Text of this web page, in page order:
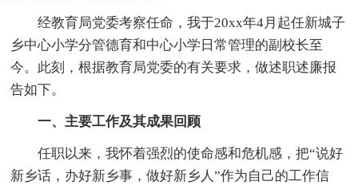
经教育局党委考察任命，我于20xx年4月起任新城子
乡中心小学分管德育和中心小学日常管理的副校长至
今。此刻，根据教育局党委的有关要求，做述职述廉报
告如下。
一、主要工作及其成果回顾
任职以来，我怀着强烈的使命感和危机感，把“说好
新乡话，办好新乡事，做好新乡人”作为自己的工作信